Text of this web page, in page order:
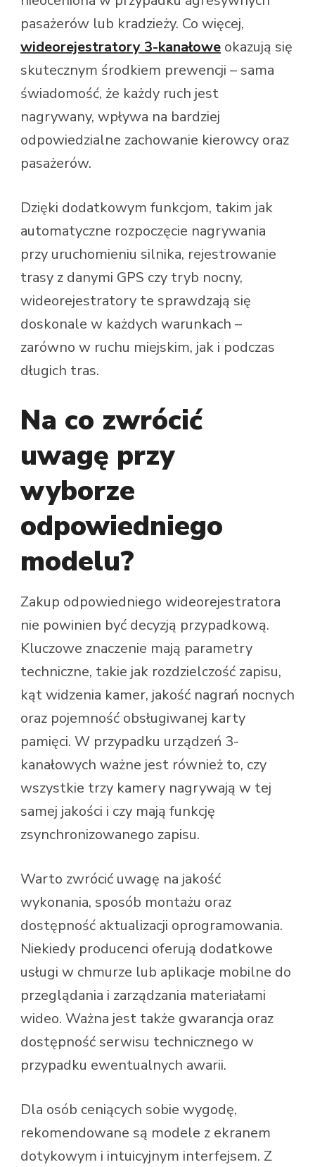
pasażerów lub kradzieży. Co więcej,
wideorejestratory 3-kanałowe okazują się
skutecznym środkiem prewencji – sama
świadomość, że każdy ruch jest
nagrywany, wpływa na bardziej
odpowiedzialne zachowanie kierowcy oraz
pasażerów.
Dzięki dodatkowym funkcjom, takim jak
automatyczne rozpoczęcie nagrywania
przy uruchomieniu silnika, rejestrowanie
trasy z danymi GPS czy tryb nocny,
wideorejestratory te sprawdzają się
doskonale w każdych warunkach –
zarówno w ruchu miejskim, jak i podczas
długich tras.
Na co zwrócić
uwagę przy
wyborze
odpowiedniego
modelu?
Zakup odpowiedniego wideorejestratora
nie powinien być decyzją przypadkową.
Kluczowe znaczenie mają parametry
techniczne, takie jak rozdzielczość zapisu,
kąt widzenia kamer, jakość nagrań nocnych
oraz pojemność obsługiwanej karty
pamięci. W przypadku urządzeń 3-
kanałowych ważne jest również to, czy
wszystkie trzy kamery nagrywają w tej
samej jakości i czy mają funkcję
zsynchronizowanego zapisu.
Warto zwrócić uwagę na jakość
wykonania, sposób montażu oraz
dostępność aktualizacji oprogramowania.
Niekiedy producenci oferują dodatkowe
usługi w chmurze lub aplikacje mobilne do
przeglądania i zarządzania materiałami
wideo. Ważna jest także gwarancja oraz
dostępność serwisu technicznego w
przypadku ewentualnych awarii.
Dla osób ceniących sobie wygodę,
rekomendowane są modele z ekranem
dotykowym i intuicyjnym interfejsem. Z